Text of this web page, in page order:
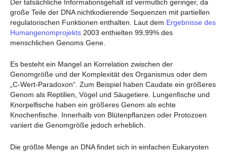
Der tatsächliche Informationsgehalt ist vermutlich geringer, da
große Teile der DNA nichtkodierende Sequenzen mit partiellen
regulatorischen Funktionen enthalten. Laut dem Ergebnisse des
Humangenomprojekts 2003 enthielten 99,99% des
menschlichen Genoms Gene.
Es besteht ein Mangel an Korrelation zwischen der
Genomgröße und der Komplexität des Organismus oder dem
„C-Wert-Paradoxon“. Zum Beispiel haben Caudate ein größeres
Genom als Reptilien, Vögel und Säugetiere. Lungenfische und
Knorpelfische haben ein größeres Genom als echte
Knochenfische. Innerhalb von Blütenpflanzen oder Protozoen
variiert die Genomgröße jedoch erheblich.
Die größte Menge an DNA findet sich in einfachen Eukaryoten